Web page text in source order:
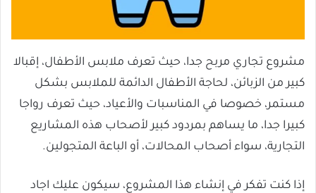
مشروع تجاري مربح جدا، حيث تعرف ملابس الأطفال، إقبالا
كبير من الزبائن، لحاجة الأطفال الدائمة للملابس بشكل
مستمر، خصوصا في المناسبات والأعياد، حيث تعرف رواجا
كبيرا جدا، ما يساهم بمردود كبير لأصحاب هذه المشاريع
التجارية، سواء أصحاب المحالات، أو الباعة المتجولين.
إذا كنت تفكر في إنشاء هذا المشروع، سيكون عليك اجاد